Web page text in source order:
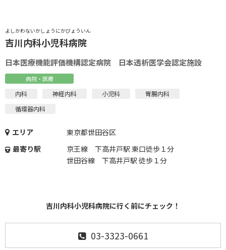
よしかわないかしょうにかびょういん
吉川内科小児科病院
日本医療機能評価機構認定病院 日本透析医学会認定施設
病院・医療
内科 神経内科 小児科
胃腸内科
循環器内科
エリア
東京都世田谷区
最寄り駅
京王線 下高井戸駅 東口徒歩１分
世田谷線 下高井戸駅 徒歩１分
吉川内科小児科病院に行く前にチェック！
03-3323-0661